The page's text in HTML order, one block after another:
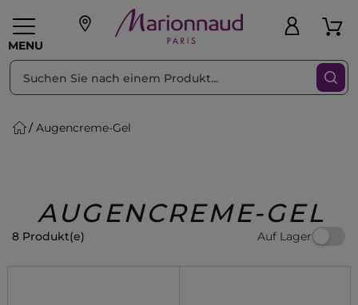
MENU
Geschenke PFLEGE
Augencreme-Gel
AUGENCREME-GEL
8 Produkt(e) Auf Lager
sortieren nach Filter